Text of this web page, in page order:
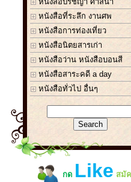
หนังสือที่ระลึก งานศพ
หนังสือการท่องเที่ยว
หนังสือนิตยสารเก่า
หนังสือว่าน หนังสือบอนสี
หนังสือสาระคดี a day
หนังสือทั่วไป อื่นๆ
กด Like สมั